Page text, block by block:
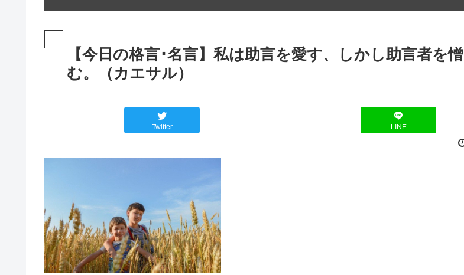
【今日の格言･名言】私は助言を愛す、しかし助言者を憎
む。（カエサル）
Twitter LINE